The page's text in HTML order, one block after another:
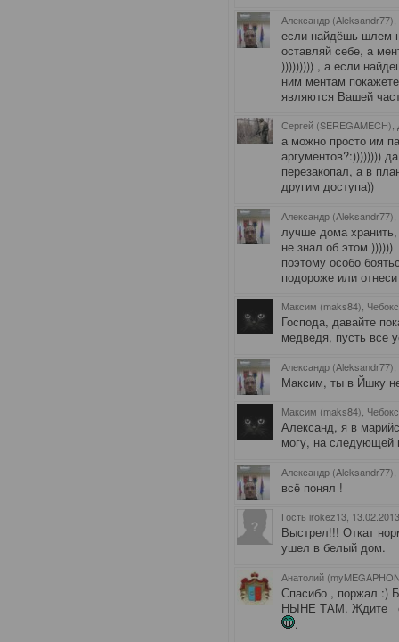
Александр (Aleksandr77),
если найдёшь шлем
оставляй себе, а
))))))))) , а если
ним ментам
являются Вашей
Сергей (SEREGAMECH),
а можно просто им
аргументов?:))))))))
перезакопал, а в
другим доступа))
Александр (Aleksandr77),
лучше дома
не знал об этом
поэтому особо
подороже или
Максим (maks84),
Господа, давайте
медведя, пусть все
Александр (Aleksandr77),
Максим, ты в Йшку
Максим (maks84),
Александ, я в
могу, на следующей
Александр (Aleksandr77),
всё понял !
Гость irokez13,
Выстрел!!! Откат
ушел в белый дом.
Анатолий
Спасибо , поржал
НЫНЕ ТАМ. Ждите
.